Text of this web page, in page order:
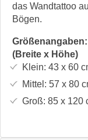
das Wandtattoo
Bögen.
Größenangaben:
(Breite x Höhe)
Klein: 43 x 60
Mittel: 57 x 80
Groß: 85 x 120